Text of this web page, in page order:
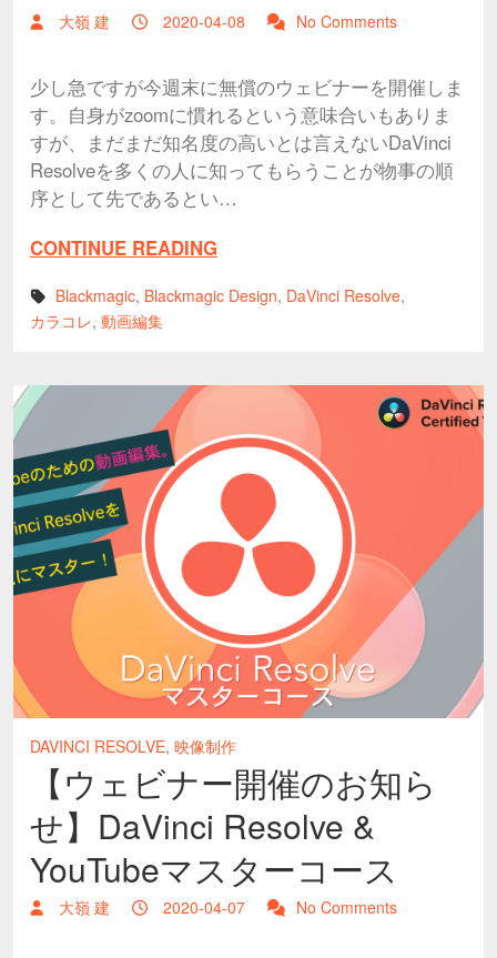
大嶺 建 2020-04-08 No Comments
少し急ですが今週末に無償のウェビナーを開催しま
す。自身がzoomに慣れるという意味合いもありま
すが、まだまだ知名度の高いとは言えないDaVinci
Resolveを多くの人に知ってもらうことが物事の順
序として先であるとい…
CONTINUE READING
Blackmagic, Blackmagic Design, DaVinci Resolve,
カラコレ, 動画編集
DAVINCI RESOLVE, 映像制作
【ウェビナー開催のお知ら
せ】DaVinci Resolve &
YouTubeマスターコース
大嶺 建 2020-04-07 No Comments